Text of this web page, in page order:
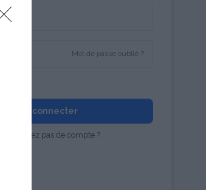
Mot de passe oublié ?
moi
Se connecter
Vous n'avez pas de compte ?